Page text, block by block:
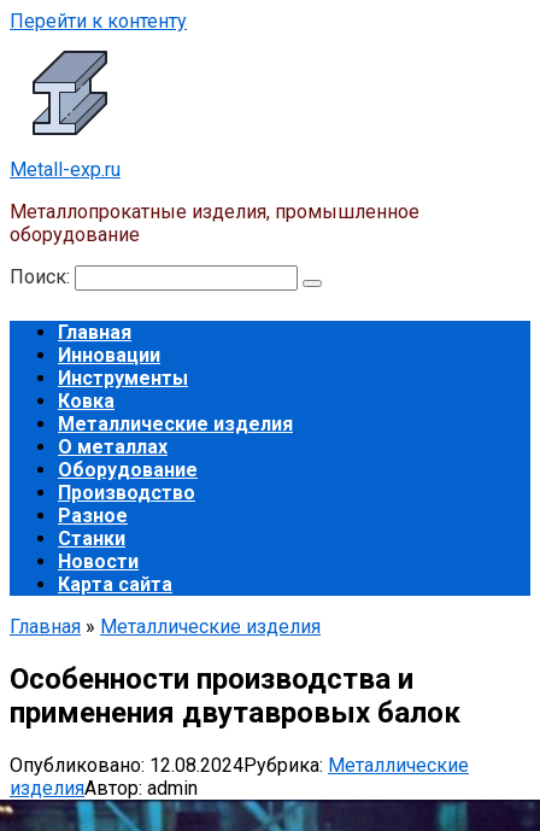
Перейти к контенту
Metall-exp.ru
Металлопрокатные изделия, промышленное
оборудование
Поиск:
Главная
Инновации
Инструменты
Ковка
Металлические изделия
О металлах
Оборудование
Производство
Разное
Станки
Новости
Карта сайта
Главная » Металлические изделия
Особенности производства и
применения двутавровых балок
Опубликовано: 12.08.2024Рубрика: Металлические
изделияАвтор: admin